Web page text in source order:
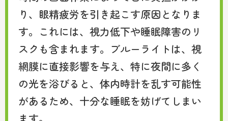
り、眼精疲労を引き起こす原因となりま
す。これには、視力低下や睡眠障害のリ
スクも含まれます。ブルーライトは、視
網膜に直接影響を与え、特に夜間に多く
の光を浴びると、体内時計を乱す可能性
があるため、十分な睡眠を妨げてしまい